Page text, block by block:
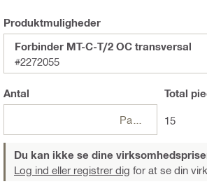
Produktmuligheder
Forbinder MT-C-T/2 OC transversal
#2272055
Antal Total
15
Du kan ikke se dine
Log ind eller registrer dig for at se din